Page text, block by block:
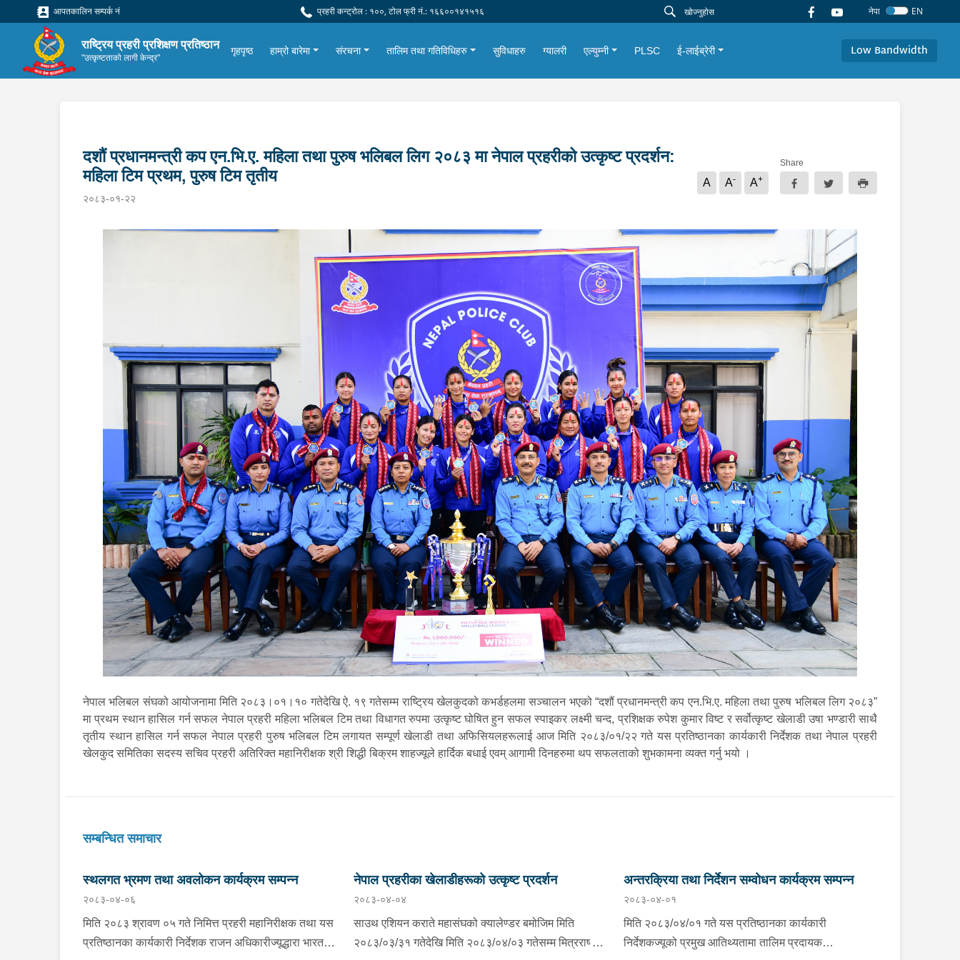
आपतकालिन सम्पर्क नं प्रहरी कन्ट्रोल : १००, टोल फ्री नं.: १६६००१४१५१६ नेपा EN
राष्ट्रिय प्रहरी प्रशिक्षण प्रतिष्ठान
"उत्कृष्टताको लागी केन्द्र"
गृहपृष्ठ हाम्रो बारेमा संरचना तालिम तथा गतिविधिहरु सुविधाहरु ग्यालरी एल्युम्नी PLSC ई-लाईब्रेरी Low Bandwidth
दशौं प्रधानमन्त्री कप एन.भि.ए. महिला तथा पुरुष भलिबल लिग २०८३ मा नेपाल प्रहरीको उत्कृष्ट प्रदर्शन:
महिला टिम प्रथम, पुरुष टिम तृतीय
२०८३-०१-२२
A A- A+
Share
नेपाल भलिबल संघको आयोजनामा मिति २०८३।०१।१० गतेदेखि ऐ. १९ गतेसम्म राष्ट्रिय खेलकुदको कभर्डहलमा सञ्चालन भएको “दशौं प्रधानमन्त्री कप एन.भि.ए. महिला तथा पुरुष भलिबल लिग २०८३”
मा प्रथम स्थान हासिल गर्न सफल नेपाल प्रहरी महिला भलिबल टिम तथा विधागत रुपमा उत्कृष्ट घोषित हुन सफल स्पाइकर लक्ष्मी चन्द, प्रशिक्षक रुपेश कुमार विष्ट र सर्वोत्कृष्ट खेलाडी उषा भण्डारी साथै
तृतीय स्थान हासिल गर्न सफल नेपाल प्रहरी पुरुष भलिबल टिम लगायत सम्पूर्ण खेलाडी तथा अफिसियलहरूलाई आज मिति २०८३/०१/२२ गते यस प्रतिष्ठानका कार्यकारी निर्देशक तथा नेपाल प्रहरी
खेलकुद समितिका सदस्य सचिव प्रहरी अतिरिक्त महानिरीक्षक श्री शिद्धी बिक्रम शाहज्यूले हार्दिक बधाई एवम् आगामी दिनहरुमा थप सफलताको शुभकामना व्यक्त गर्नु भयो ।
सम्बन्धित समाचार
स्थलगत भ्रमण तथा अवलोकन कार्यक्रम सम्पन्न
२०८३-०४-०६
मिति २०८३ श्रावण ०५ गते निमित्त प्रहरी महानिरीक्षक तथा यस
प्रतिष्ठानका कार्यकारी निर्देशक राजन अधिकारीज्यूद्धारा भारत
नेपाल प्रहरीका खेलाडीहरूको उत्कृष्ट प्रदर्शन
२०८३-०४-०४
साउथ एशियन कराते महासंघको क्यालेण्डर बमोजिम मिति
२०८३/०३/३१ गतेदेखि मिति २०८३/०४/०३ गतेसम्म मित्रराष्ट्र
अन्तरक्रिया तथा निर्देशन सम्वोधन कार्यक्रम सम्पन्न
२०८३-०४-०१
मिति २०८३/०४/०१ गते यस प्रतिष्ठानका कार्यकारी
निर्देशकज्यूको प्रमुख आतिथ्यतामा तालिम प्रदायक